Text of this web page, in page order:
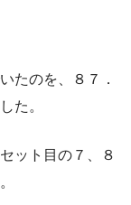
たのを、８７．
た。
ット目の７、８